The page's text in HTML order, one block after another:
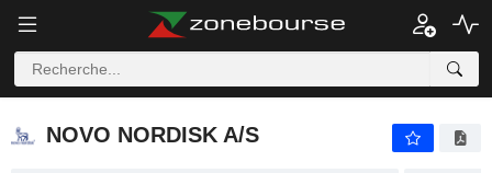
NOVO NORDISK A/S
NOVO NORDISK A/S